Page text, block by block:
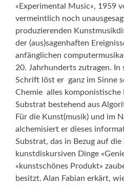
«Experimental Music», 1959
vermeintlich noch
produzierenden
der (aus)sagenhaften
anfänglichen
20. Jahrhunderts zutragen. In
Schrift löst er  ganz im Sinne
Chemie  alles
Substrat bestehend aus
Für die Kunst(musik) und im
alchemisiert er dieses
Substrat, das in Bezug auf die
kunstdiskursiven Dinge
«kunstschönes Produkt»
besitzt. Alan Fabian erkärt,